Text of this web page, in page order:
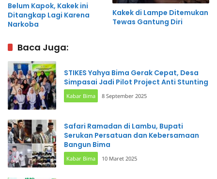
Belum Kapok, Kakek ini
Ditangkap Lagi Karena
Narkoba
Kakek di Lampe Ditemukan
Tewas Gantung Diri
Baca Juga:
STIKES Yahya Bima Gerak Cepat, Desa
Simpasai Jadi Pilot Project Anti Stunting
Kabar Bima 8 September 2025
Safari Ramadan di Lambu, Bupati
Serukan Persatuan dan Kebersamaan
Bangun Bima
Kabar Bima 10 Maret 2025